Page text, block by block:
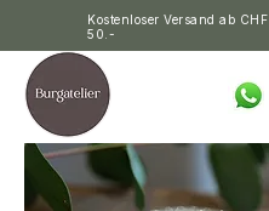
Kostenloser Versand ab CHF
50.-